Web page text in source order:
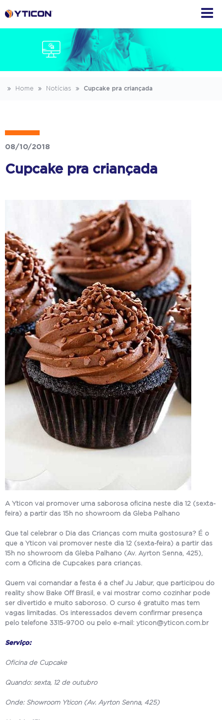
Home Notícias Cupcake pra criançada
08/10/2018
Cupcake pra criançada
A Yticon vai promover uma saborosa oficina neste dia 12 (sexta-
feira) a partir das 15h no showroom da Gleba Palhano
Que tal celebrar o Dia das Crianças com muita gostosura? É o
que a Yticon vai promover neste dia 12 (sexta-feira) a partir das
15h no showroom da Gleba Palhano (Av. Ayrton Senna, 425),
com a Oficina de Cupcakes para crianças.
Quem vai comandar a festa é a chef Ju Jabur, que participou do
reality show Bake Off Brasil, e vai mostrar como cozinhar pode
ser divertido e muito saboroso. O curso é gratuito mas tem
vagas limitadas. Os interessados devem confirmar presença
pelo telefone 3315-9700 ou pelo e-mail: yticon@yticon.com.br
Serviço:
Oficina de Cupcake
Quando: sexta, 12 de outubro
Onde: Showroom Yticon (Av. Ayrton Senna, 425)